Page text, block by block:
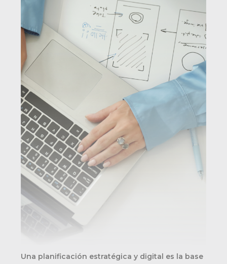
Una planificación estratégica y digital es la base